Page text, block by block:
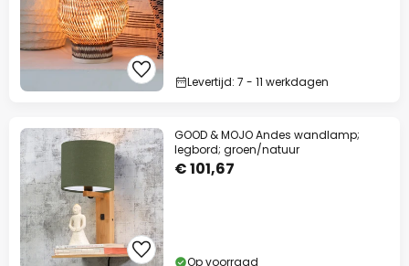
Levertijd: 7 - 11 werkdagen
GOOD & MOJO Andes wandlamp;
legbord; groen/natuur
€ 101,67
Op voorraad